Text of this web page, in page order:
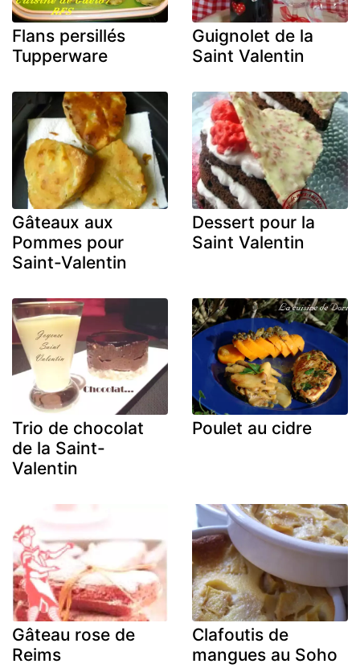
Flans persillés
Tupperware
Guignolet de la
Saint Valentin
Gâteaux aux
Pommes pour
Saint-Valentin
Dessert pour la
Saint Valentin
Trio de chocolat
de la Saint-
Valentin
Poulet au cidre
Gâteau rose de
Reims
Clafoutis de
mangues au Soho